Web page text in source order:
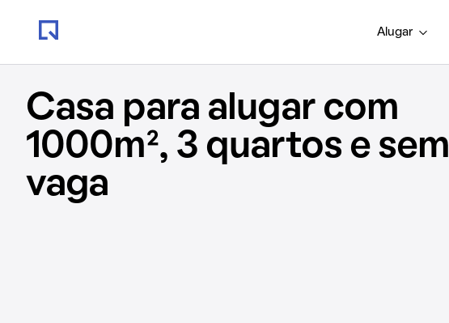
Alugar
Casa para alugar com
1000m², 3 quartos e sem
vaga